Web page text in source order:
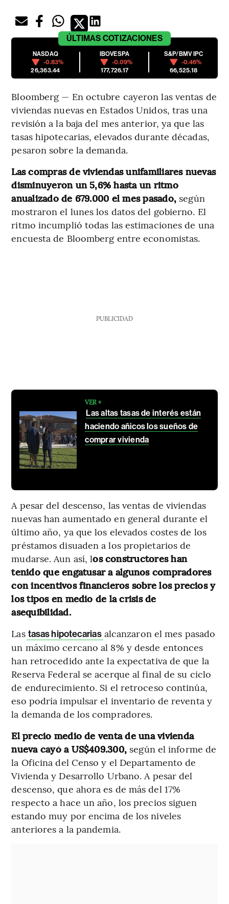
ÚLTIMAS COTIZACIONES
NASDAQ
-0.83%
26,363.44
IBOVESPA
-0.09%
177,726.17
S&P/BMV IPC
-0.46%
66,525.18
Bloomberg — En octubre cayeron las ventas de
viviendas nuevas en Estados Unidos, tras una
revisión a la baja del mes anterior, ya que las
tasas hipotecarias, elevados durante décadas,
pesaron sobre la demanda.
Las compras de viviendas unifamiliares nuevas
disminuyeron un 5,6% hasta un ritmo
anualizado de 679.000 el mes pasado, según
mostraron el lunes los datos del gobierno. El
ritmo incumplió todas las estimaciones de una
encuesta de Bloomberg entre economistas.
PUBLICIDAD
VER +
Las altas tasas de interés están
haciendo añicos los sueños de
comprar vivienda
A pesar del descenso, las ventas de viviendas
nuevas han aumentado en general durante el
último año, ya que los elevados costes de los
préstamos disuaden a los propietarios de
mudarse. Aun así, los constructores han
tenido que engatusar a algunos compradores
con incentivos financieros sobre los precios y
los tipos en medio de la crisis de
asequibilidad.
Las tasas hipotecarias alcanzaron el mes pasado
un máximo cercano al 8% y desde entonces
han retrocedido ante la expectativa de que la
Reserva Federal se acerque al final de su ciclo
de endurecimiento. Si el retroceso continúa,
eso podría impulsar el inventario de reventa y
la demanda de los compradores.
El precio medio de venta de una vivienda
nueva cayó a US$409.300, según el informe de
la Oficina del Censo y el Departamento de
Vivienda y Desarrollo Urbano. A pesar del
descenso, que ahora es de más del 17%
respecto a hace un año, los precios siguen
estando muy por encima de los niveles
anteriores a la pandemia.